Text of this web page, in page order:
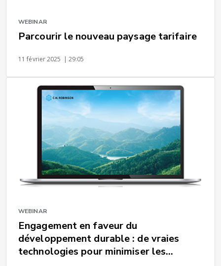
WEBINAR
Parcourir le nouveau paysage tarifaire
11 février 2025 | 29:05
WEBINAR
Engagement en faveur du
développement durable : de vraies
technologies pour minimiser les